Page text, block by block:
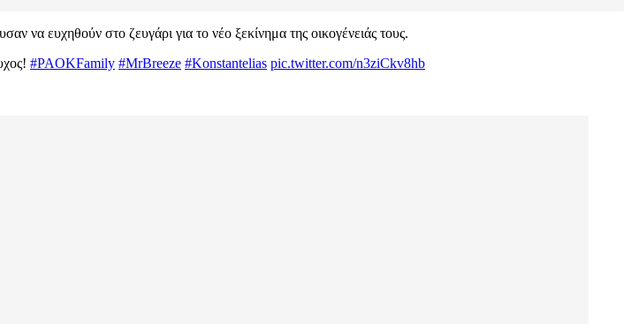
να ευχηθούν στο ζευγάρι για το νέο ξεκίνημα της οικογένειάς τους.
#PAOKFamily #MrBreeze #Konstantelias pic.twitter.com/n3ziCkv8hb